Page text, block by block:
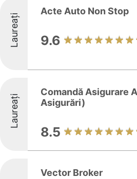
Laureați
Acte Auto Non Stop
9.6
Laureați
Comandă Asigurare
Asigurări)
8.5
Vector Broker